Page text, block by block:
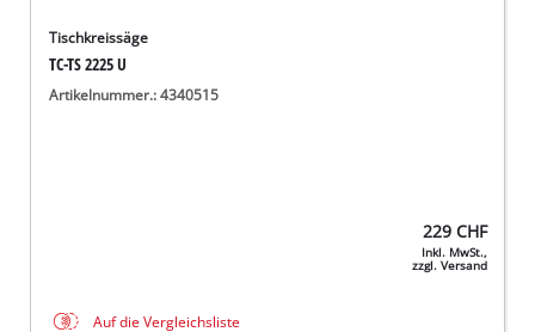
Tischkreissäge
TC-TS 2225 U
Artikelnummer.: 4340515
229 CHF
Inkl. MwSt.,
zzgl. Versand
Auf die Vergleichsliste